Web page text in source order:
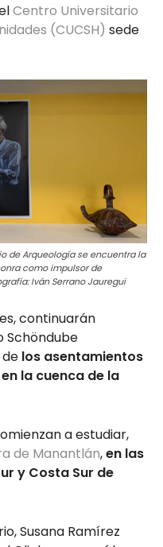
Centro Universitario
(CUCSH) sede
de Arqueología se encuentra la
como impulsor de
Iván Serrano Jauregui
continuarán
Schöndube
los asentamientos
la cuenca de la
a estudiar,
de Manantlán,en las
y Costa Sur de
Susana Ramírez